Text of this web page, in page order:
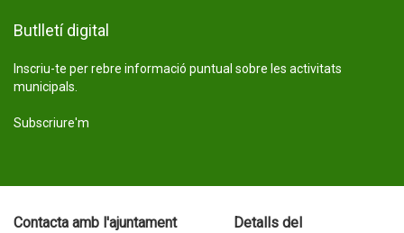
Butlletí digital
Inscriu-te per rebre informació puntual sobre les activitats
municipals.
Subscriure'm
Contacta amb l'ajuntament
Detalls del